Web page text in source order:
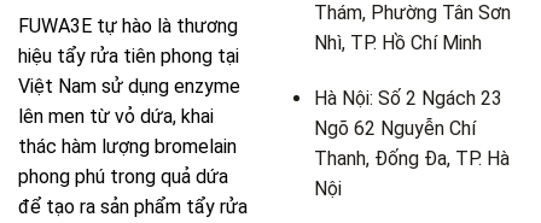
FUWA3E tự hào là thương
hiệu tẩy rửa tiên phong tại
Việt Nam sử dụng enzyme
lên men từ vỏ dứa, khai
thác hàm lượng bromelain
phong phú trong quả dứa
để tạo ra sản phẩm tẩy rửa
Thám, Phường Tân Sơn
Nhì, TP. Hồ Chí Minh
Hà Nội: Số 2 Ngách 23
Ngõ 62 Nguyễn Chí
Thanh, Đống Đa, TP. Hà
Nội